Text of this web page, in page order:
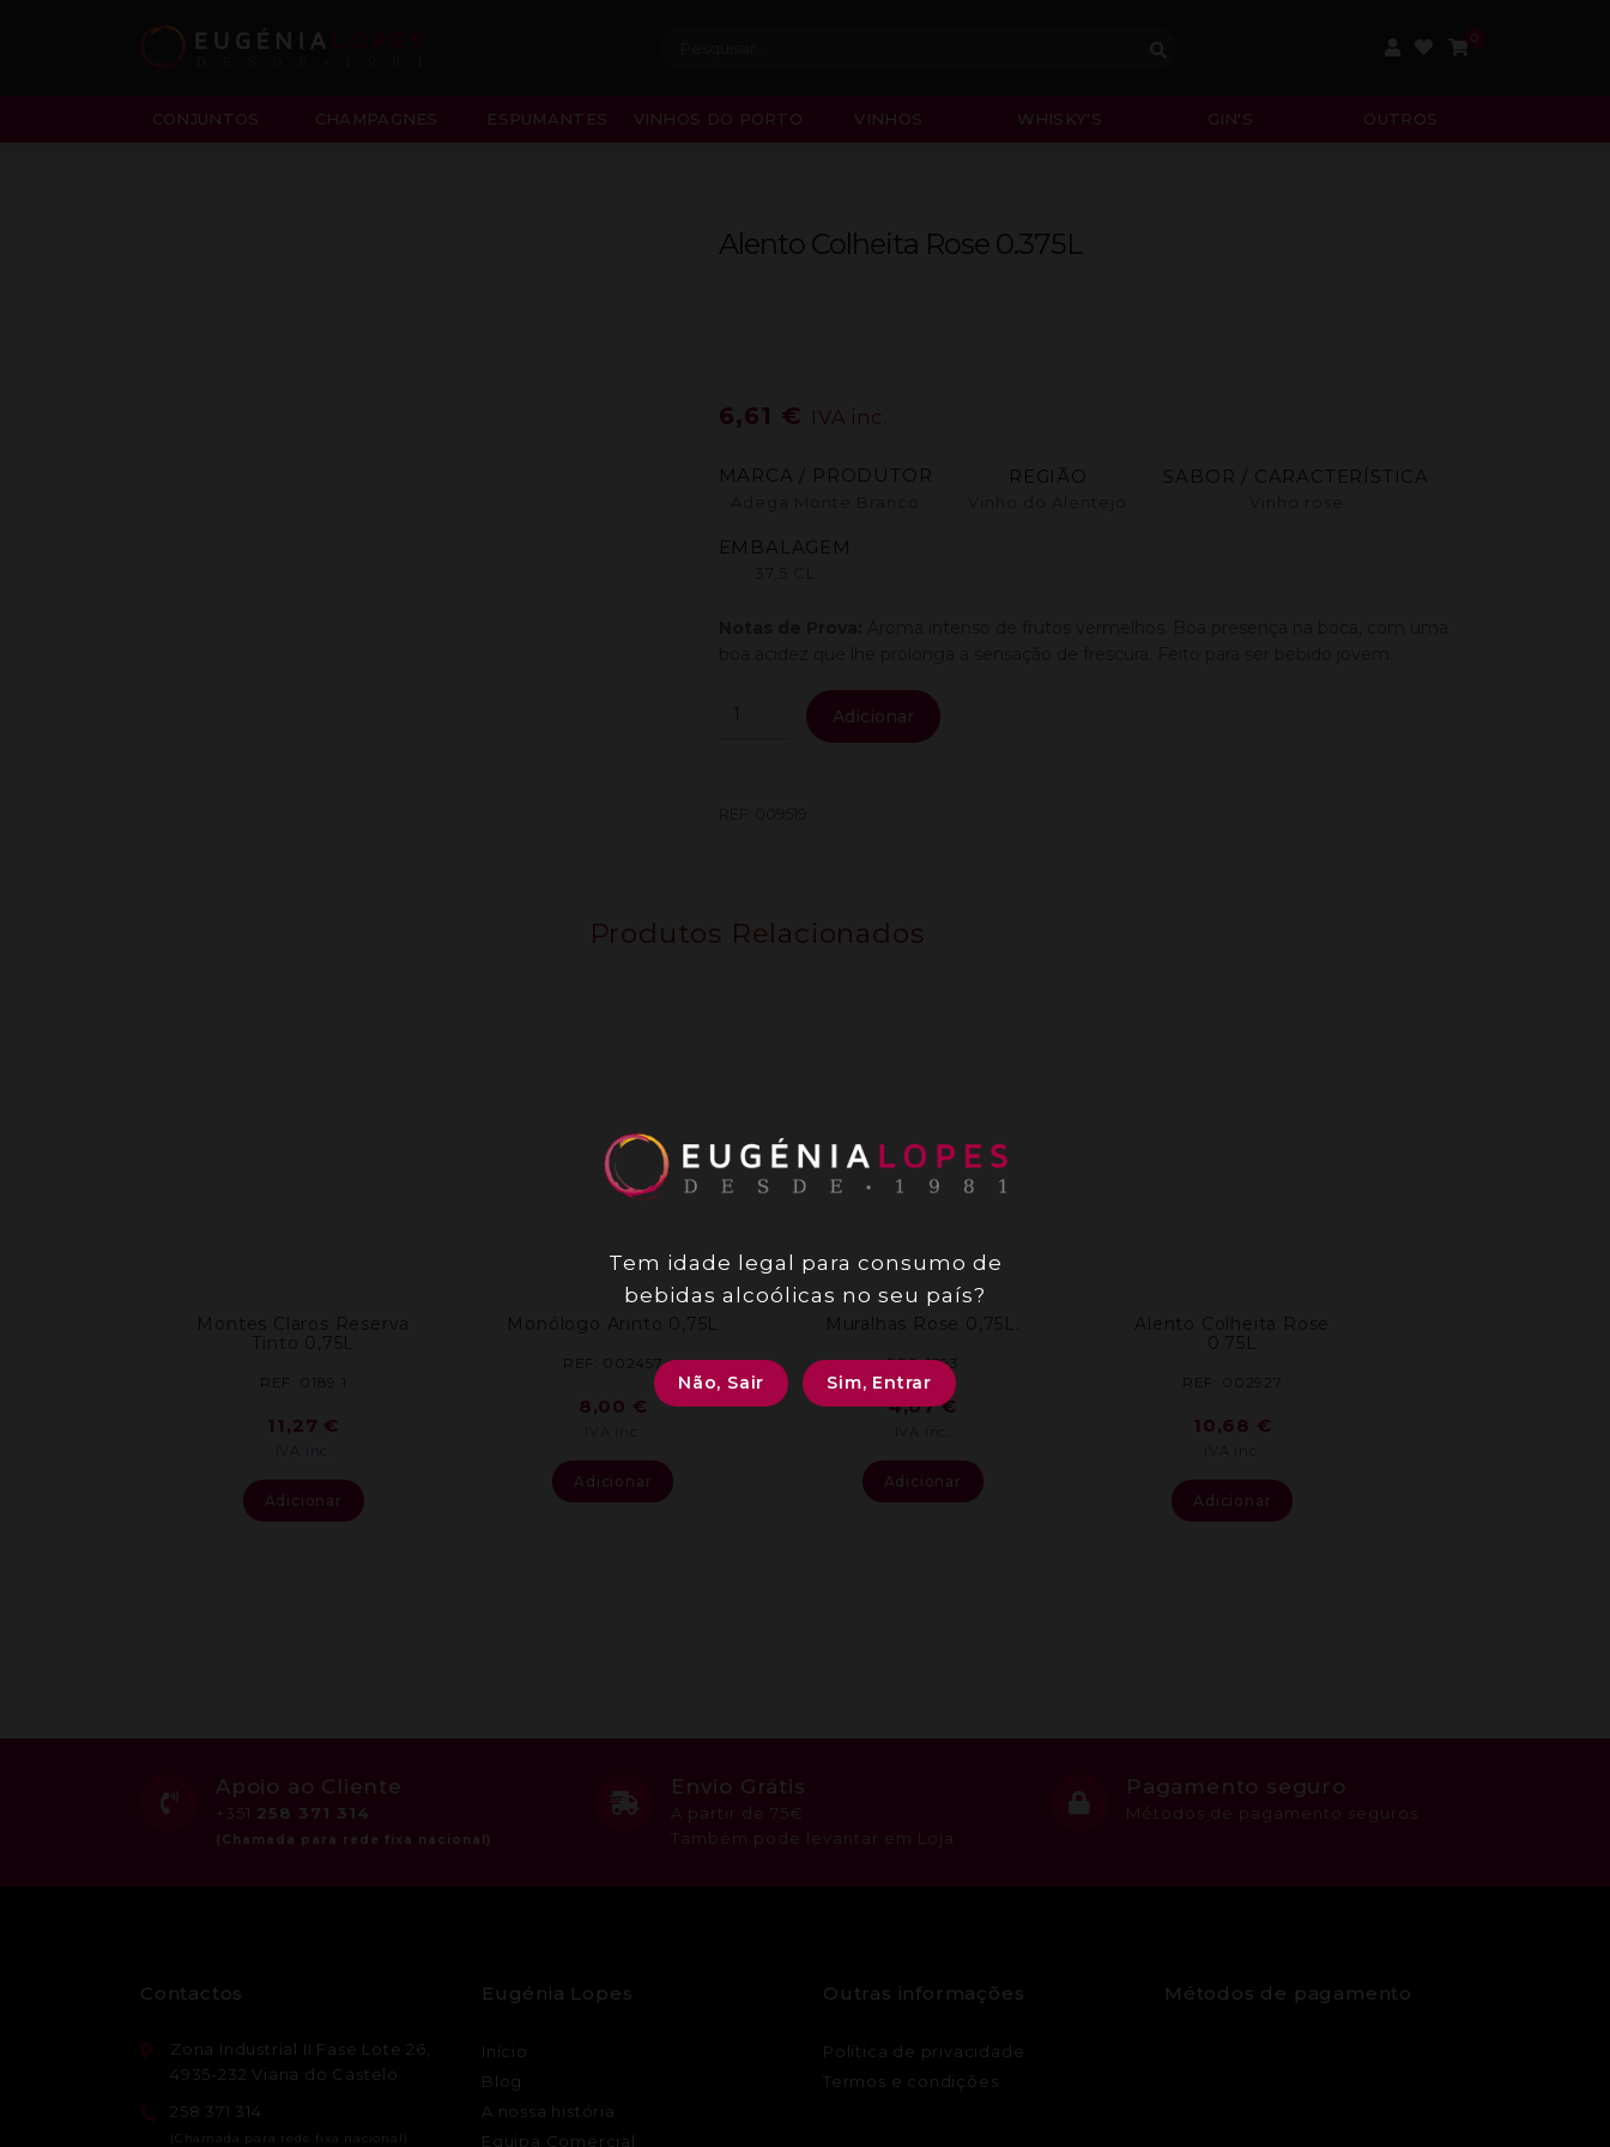
CONJUNTOS CHAMPAGNES ESPUMANTES VINHOS DO PORTO VINHOS WHISKY'S GIN'S OUTROS
Alento Colheita Rose 0.375L
6,61 € IVA inc.
MARCA / PRODUTOR REGIÃO SABOR / CARACTERÍSTICA
EMBALAGEM
Quantidade
Adicionar
Produtos Relacionados
Montes Claros Reserva
Tinto 0,75L
REF: 0189.1
11,27 €
Adicionar
Monólogo Arinto 0,75L
REF: 002457
8,00 €
Adicionar
Muralhas Rose 0,75L.
REF: 1793
4,07€
Adicionar
Alento Colheita Rose
0.75L
REF: 002927
10,68 €
Adicionar
Apoio ao Cliente
+351 258 371 314
Envio Grátis
A partir de 75€
Também pode levantar em Loja
Pagamento seguro
Métodos de pagamento seguros
Contactos
Zona Industrial II Fase Lote 26,
4935-232 Viana do Castelo
258 371 314
Eugénia Lopes
Início
Blog
A nossa história
Equipa Comercial
Outras informações
Política de privacidade
Termos e condições
Métodos de pagamento
Tem idade legal para consumo de
bebidas alcoólicas no seu país?
Não, Sair Sim, Entrar